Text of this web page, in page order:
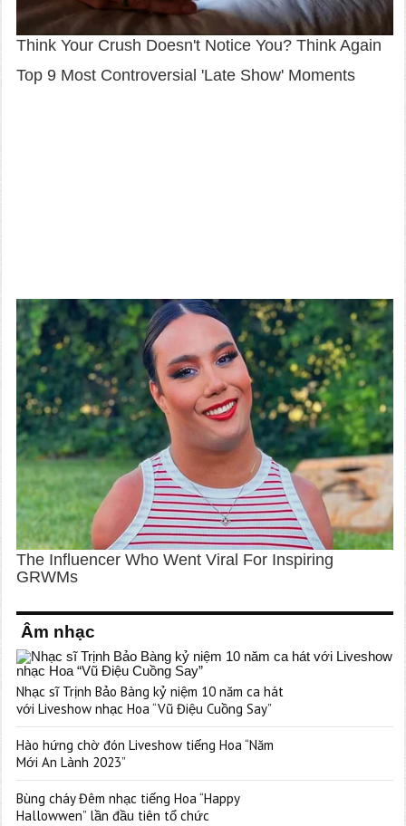
Âm nhạc
Nhạc sĩ Trịnh Bảo Bàng kỷ niệm 10 năm ca hát
với Liveshow nhạc Hoa “Vũ Điệu Cuồng Say”
Hào hứng chờ đón Liveshow tiếng Hoa “Năm
Mới An Lành 2023”
Bùng cháy Đêm nhạc tiếng Hoa “Happy
Hallowwen” lần đầu tiên tổ chức